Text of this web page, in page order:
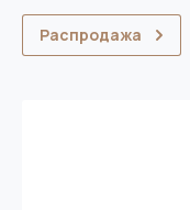
Распродажа